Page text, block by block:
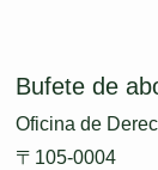
Bufete de
Oficina de
〒105-0004